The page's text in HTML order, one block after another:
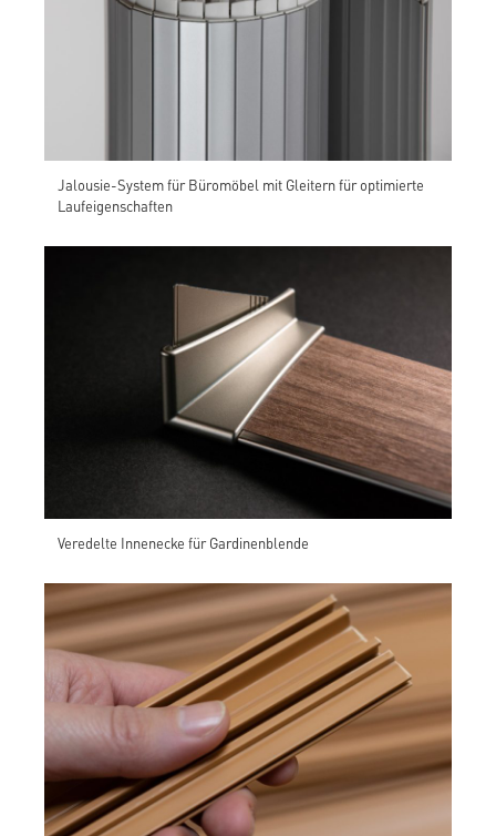
Jalousie-System für Büromöbel mit Gleitern für optimierte
Laufeigenschaften
Veredelte Innenecke für Gardinenblende